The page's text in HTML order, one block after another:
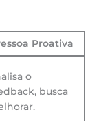
Proativa
o
busca